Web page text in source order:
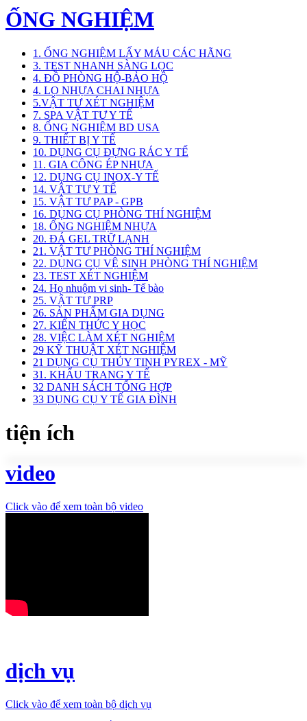
ỐNG NGHIỆM
1. ỐNG NGHIỆM LẤY MÁU CÁC HÃNG
3. TEST NHANH SÀNG LỌC
4. ĐỒ PHÒNG HỘ-BẢO HỘ
4. LỌ NHỰA CHAI NHỰA
5.VẬT TƯ XÉT NGHIỆM
7. SPA VẬT TƯ Y TẾ
8. ỐNG NGHIỆM BD USA
9. THIẾT BỊ Y TẾ
10. DỤNG CỤ ĐỰNG RÁC Y TẾ
11. GIA CÔNG ÉP NHỰA
12. DỤNG CỤ INOX-Y TẾ
14. VẬT TƯ Y TẾ
15. VẬT TƯ PAP - GPB
16. DỤNG CỤ PHÒNG THÍ NGHIỆM
18. ỐNG NGHIỆM NHỰA
20. ĐÁ GEL TRỮ LẠNH
21. VẬT TƯ PHÒNG THÍ NGHIỆM
22. DỤNG CỤ VỆ SINH PHÒNG THÍ NGHIỆM
23. TEST XÉT NGHIỆM
24. Họ nhuộm vi sinh- Tế bào
25. VẬT TƯ PRP
26. SẢN PHẨM GIA DỤNG
27. KIẾN THỨC Y HỌC
28. VIỆC LÀM XÉT NGHIỆM
29 KỸ THUẬT XÉT NGHIỆM
21 DỤNG CỤ THỦY TINH PYREX - MỸ
31. KHẨU TRANG Y TẾ
32 DANH SÁCH TỔNG HỢP
33 DỤNG CỤ Y TẾ GIA ĐÌNH
tiện ích
video
Click vào để xem toàn bộ video
dịch vụ
Click vào để xem toàn bộ dịch vụ